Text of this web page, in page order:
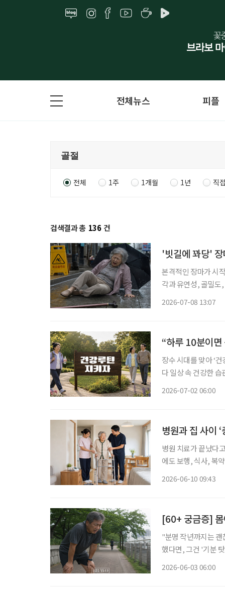
전체뉴스 피플
전체 1주 1개월 1년 직
검색결과 총 136 건
'빗길에 꽈당'
본격적인 장마가 시
각과 유연성, 골밀도
2026-07-08 13:07
“하루 10분이면
장수 시대를 맞아 ‘
다 일상 속 건강한
2026-07-02 06:00
병원과 집 사이
병원 치료가 끝났다
에도 보행, 식사, 복
2026-06-10 09:43
[60+ 궁금증] 몸
"분명 작년까지는 괜찮았는데,
했다면, 그건 '기분
2026-06-03 06:00